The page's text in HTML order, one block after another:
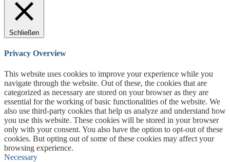
Schließen
Privacy Overview
This website uses cookies to improve your experience while you
navigate through the website. Out of these, the cookies that are
categorized as necessary are stored on your browser as they are
essential for the working of basic functionalities of the website. We
also use third-party cookies that help us analyze and understand how
you use this website. These cookies will be stored in your browser
only with your consent. You also have the option to opt-out of these
cookies. But opting out of some of these cookies may affect your
browsing experience.
Necessary